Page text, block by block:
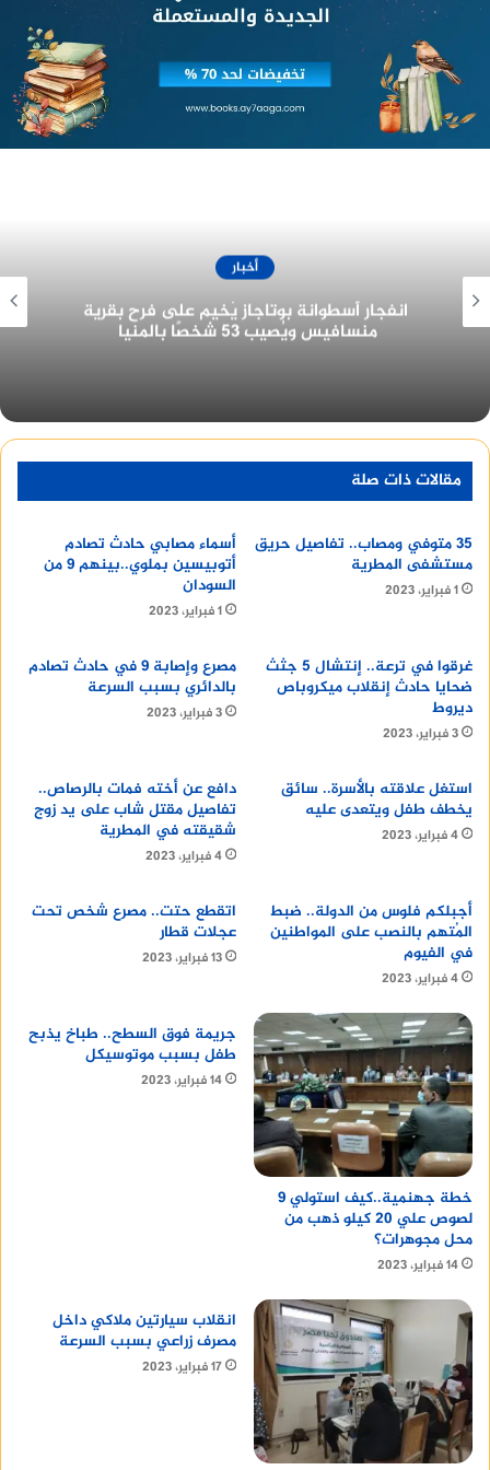
العام لتلقي العلاج، مصابا باشتباه خلع بالكتف.
وانتقل رجال إدارة المرور لرفع آثار الحادث وتسير الحركة
بالطريق السريع، وتم التحفظ علي السيارة تحت تصرف
النيابة العامة التي باشرت التحقيق.
Realme C21Y
أخبار
سقوط شاب في بئر بالمنيا .. القصة الكاملة
مقالات ذات صلة
35 متوفي ومصاب.. تفاصيل حريق
مستشفى المطرية
1 فبراير، 2023
أسماء مصابي حادث تصادم
أتوبيسين بملوي..بينهم 9 من
السودان
1 فبراير، 2023
غرقوا في ترعة.. إنتشال 5 جثث
ضحايا حادث إنقلاب ميكروباص
ديروط
3 فبراير، 2023
مصرع وإصابة 9 في حادث تصادم
بالدائري بسبب السرعة
3 فبراير، 2023
استغل علاقته بالأسرة.. سائق
يخطف طفل ويتعدى عليه
4 فبراير، 2023
دافع عن أخته فمات بالرصاص..
تفاصيل مقتل شاب على يد زوج
شقيقته في المطرية
4 فبراير، 2023
أجبلكم فلوس من الدولة.. ضبط
المُتهم بالنصب على المواطنين
في الفيوم
4 فبراير، 2023
اتقطع حتت.. مصرع شخص تحت
عجلات قطار
13 فبراير، 2023
خطة جهنمية..كيف استولي 9
لصوص علي 20 كيلو ذهب من
محل مجوهرات؟
14 فبراير، 2023
جريمة فوق السطح.. طباخ يذبح
طفل بسبب موتوسيكل
14 فبراير، 2023
انقلاب سيارتين ملاكي داخل
مصرف زراعي بسبب السرعة
17 فبراير، 2023